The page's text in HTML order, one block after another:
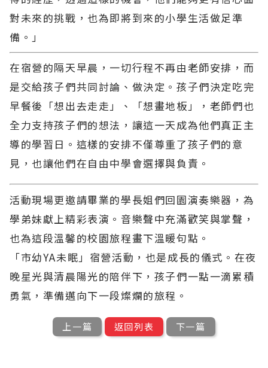
對未來的挑戰，也為即將到來的小學生活做足準
備。」
在宿營的隔天早晨，一切行程不再由老師安排，而
是交給孩子們共同討論、做決定。孩子們決定吃完
早餐後「想出去走走」、「想畫地板」，老師們也
全力支持孩子們的想法，讓這一天成為他們真正主
導的學習日。這樣的安排不僅尊重了孩子們的意
見，也讓他們在自由中學會選擇與負責。
活動現場更邀請畢業的學長姐們回園演奏樂器，為
學弟妹獻上精彩表演。音樂聲中充滿歡笑與掌聲，
也為這段溫馨的校園旅程畫下溫暖句點。
「市幼YA未眠」宿營活動，也是成長的儀式。在夜
晚星光與清晨陽光的陪伴下，孩子們一點一滴累積
勇氣，準備邁向下一段燦爛的旅程。
上一篇 返回列表 下一篇